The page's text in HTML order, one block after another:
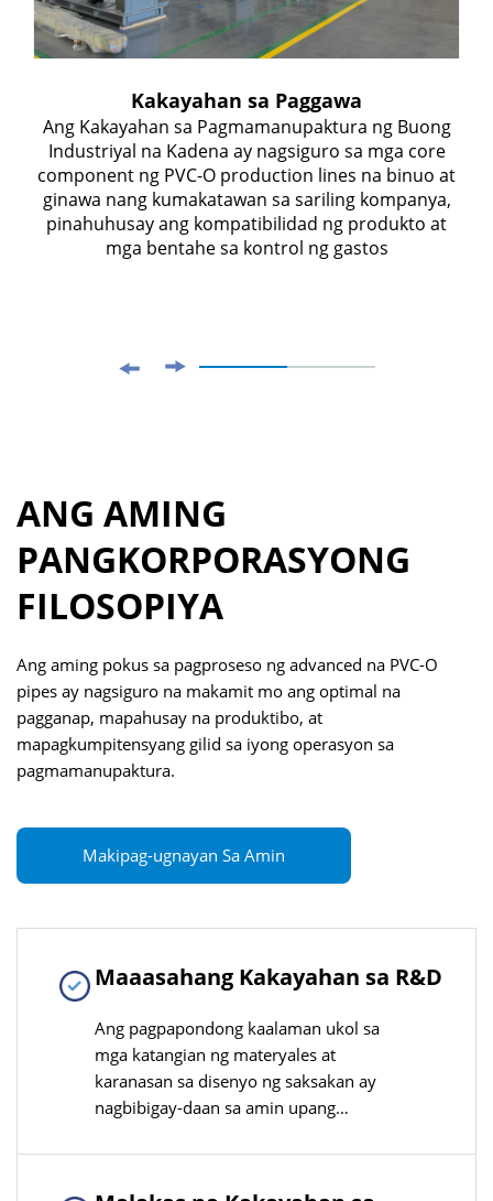
Kakayahan sa Paggawa
Ang Kakayahan sa Pagmamanupaktura ng Buong
Industriyal na Kadena ay nagsiguro sa mga core
component ng PVC-O production lines na binuo at
ginawa nang kumakatawan sa sariling kompanya,
pinahuhusay ang kompatibilidad ng produkto at
mga bentahe sa kontrol ng gastos
ANG AMING
PANGKORPORASYONG
FILOSOPIYA
Ang aming pokus sa pagproseso ng advanced na PVC-O
pipes ay nagsiguro na makamit mo ang optimal na
pagganap, mapahusay na produktibo, at
mapagkumpitensyang gilid sa iyong operasyon sa
pagmamanupaktura.
Makipag-ugnayan Sa Amin
Maaasahang Kakayahan sa R&D
Ang pagpapondong kaalaman ukol sa
mga katangian ng materyales at
karanasan sa disenyo ng saksakan ay
nagbibigay-daan sa amin upang
sa R&D ng mga linya ng produksyon